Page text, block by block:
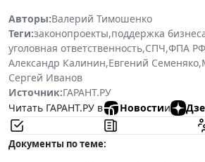
Авторы:Валерий Тимошенко
Теги:законопроекты,поддержка
уголовная ответственность,СПЧ,ФПА РФ
Александр Калинин,Евгений Семеняко,
Сергей Иванов
Источник:ГАРАНТ.РУ
Читать ГАРАНТ.РУ в
Новостии
Документы по теме: